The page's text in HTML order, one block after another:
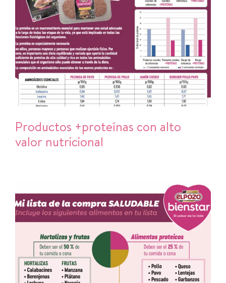
Productos +proteínas con alto
valor nutricional